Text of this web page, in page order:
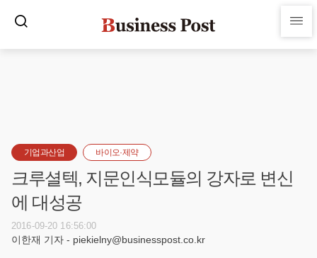
기업과산업 바이오·제약
크루셜텍, 지문인식모듈의 강자로 변신
에 대성공
2016-09-20 16:56:00
이한재 기자 - piekielny@businesspost.co.kr